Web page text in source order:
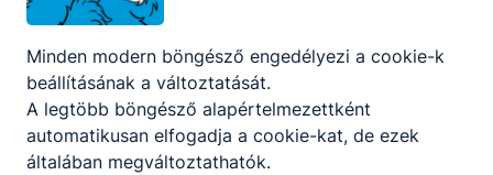
portás
-
Minden modern böngésző engedélyezi a cookie-k
beállításának a változtatását.
A legtöbb böngésző alapértelmezettként
automatikusan elfogadja a cookie-kat, de ezek
általában megváltoztathatók.